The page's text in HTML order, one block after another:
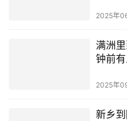
2025年
满洲
钟前有
2025年
新乡